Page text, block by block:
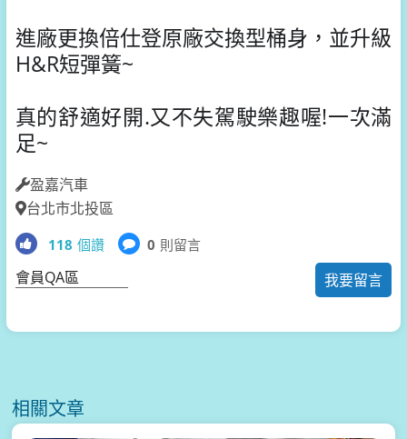
進廠更換倍仕登原廠交換型桶身，並升級
H&R短彈簧~
真的舒適好開.又不失駕駛樂趣喔!一次滿
足~
盈嘉汽車
台北市北投區
118 個讚 0 則留言
我要留言
會員QA區
相關文章